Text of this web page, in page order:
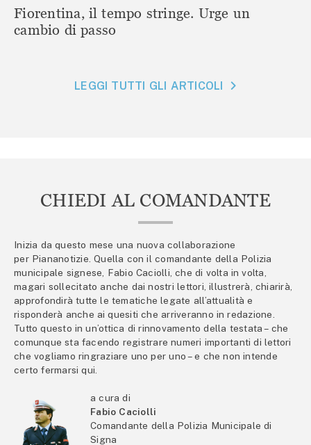
Fiorentina, il tempo stringe. Urge un
cambio di passo
LEGGI TUTTI GLI ARTICOLI
CHIEDI AL COMANDANTE
Inizia da questo mese una nuova collaborazione
per Piananotizie. Quella con il comandante della Polizia
municipale signese, Fabio Caciolli, che di volta in volta,
magari sollecitato anche dai nostri lettori, illustrerà, chiarirà,
approfondirà tutte le tematiche legate all’attualità e
risponderà anche ai quesiti che arriveranno in redazione.
Tutto questo in un’ottica di rinnovamento della testata – che
comunque sta facendo registrare numeri importanti di lettori
che vogliamo ringraziare uno per uno – e che non intende
certo fermarsi qui.
a cura di
Fabio Caciolli
Comandante della Polizia Municipale di
Signa